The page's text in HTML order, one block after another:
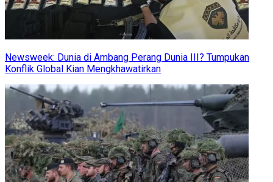
Newsweek: Dunia di Ambang Perang Dunia III? Tumpukan
Konflik Global Kian Mengkhawatirkan